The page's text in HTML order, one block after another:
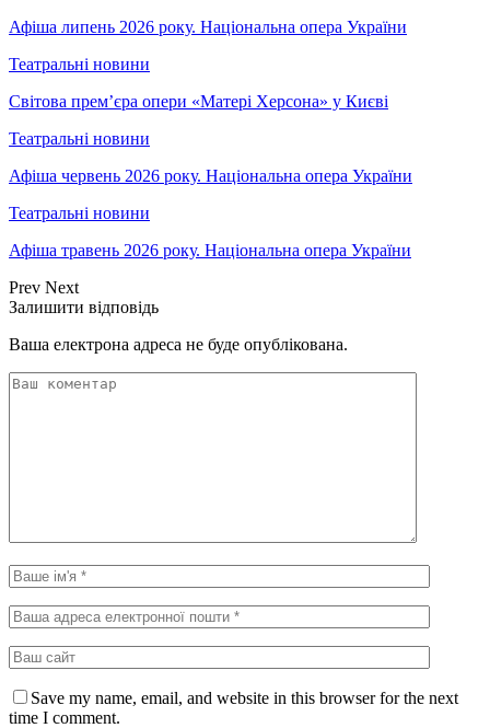
Афіша липень 2026 року. Національна опера України
Театральні новини
Світова прем’єра опери «Матері Херсона» у Києві
Театральні новини
Афіша червень 2026 року. Національна опера України
Театральні новини
Афіша травень 2026 року. Національна опера України
Prev Next
Залишити відповідь
Ваша електрона адреса не буде опублікована.
Save my name, email, and website in this browser for the next
time I comment.